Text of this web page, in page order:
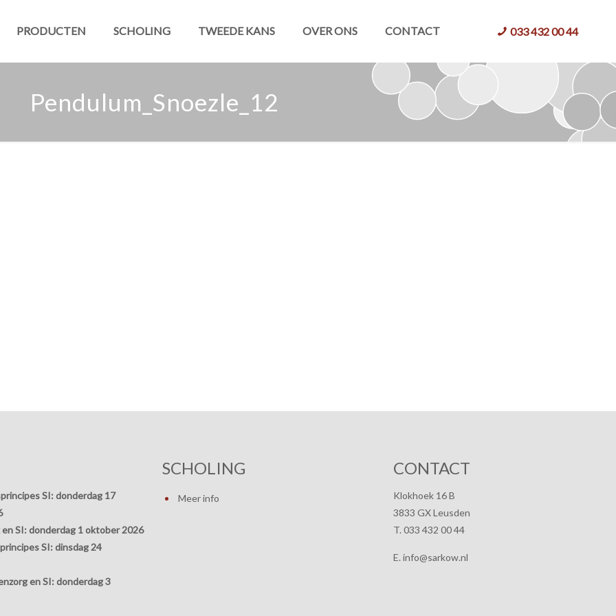
PRODUCTEN SCHOLING TWEEDE KANS OVER ONS CONTACT 033 432 00 44
Pendulum_Snoezle_12
SI: donderdag 17
SI: donderdag 1 oktober 2026
SI: dinsdag 24
en SI: donderdag 3
SCHOLING
Meer info
CONTACT
Klokhoek 16 B
3833 GX Leusden
T. 033 432 00 44
E. info@sarkow.nl